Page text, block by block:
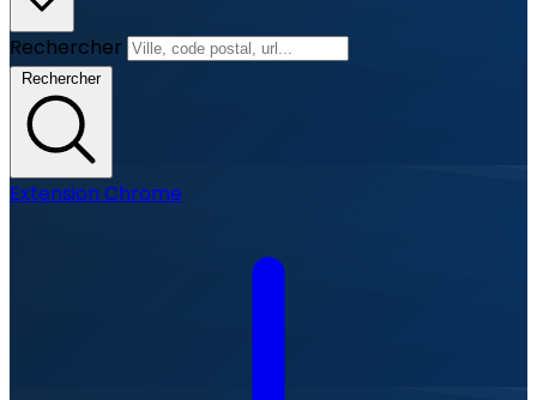
Rechercher
Rechercher
Extension Chrome